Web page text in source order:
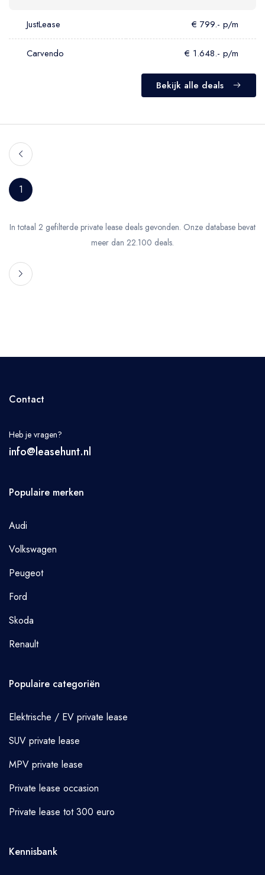
JustLease € 799.- p/m
Carvendo € 1.648.- p/m
Bekijk alle deals
1
In totaal 2 gefilterde private lease deals gevonden. Onze database bevat
meer dan 22.100 deals.
Contact
Heb je vragen?
info@leasehunt.nl
Populaire merken
Audi
Volkswagen
Peugeot
Ford
Skoda
Renault
Populaire categoriën
Elektrische / EV private lease
SUV private lease
MPV private lease
Private lease occasion
Private lease tot 300 euro
Kennisbank